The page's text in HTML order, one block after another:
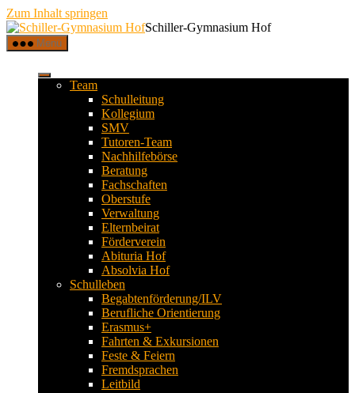
Zum Inhalt springen
Schiller-Gymnasium Hof
Menü
Team
Schulleitung
Kollegium
SMV
Tutoren-Team
Nachhilfebörse
Beratung
Fachschaften
Oberstufe
Verwaltung
Elternbeirat
Förderverein
Abituria Hof
Absolvia Hof
Schulleben
Begabtenförderung/ILV
Berufliche Orientierung
Erasmus+
Fahrten & Exkursionen
Feste & Feiern
Fremdsprachen
Leitbild